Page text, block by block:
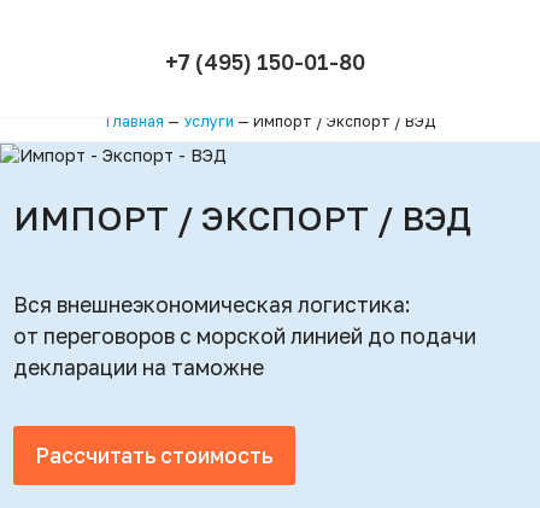
+7 (495) 150-01-80
Главная — Услуги — Импорт / Экспорт / ВЭД
ИМПОРТ / ЭКСПОРТ / ВЭД
Вся внешнеэкономическая логистика:
от переговоров с морской линией до подачи
декларации на таможне
Рассчитать стоимость